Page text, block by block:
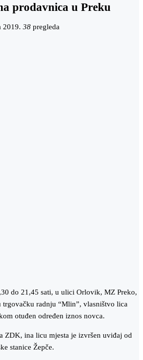
prodavnica u Preku
2019. 38 pregleda
do 21,45 sati, u ulici Orlovik, MZ Preko,
trgovačku radnju “Mlin”, vlasništvo lica
otuđen određen iznos novca.
ZDK, ina licu mjesta je izvršen uviđaj od
stanice Žepče.